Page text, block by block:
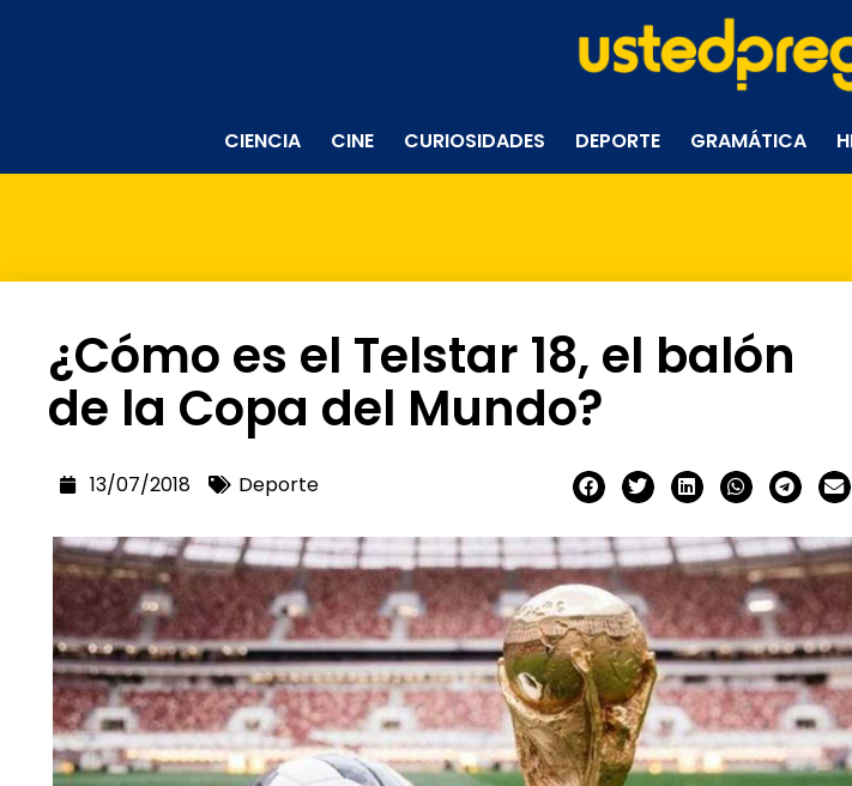
CIENCIA CINE CURIOSIDADES DEPORTE GRAMÁTICA
¿Cómo es el Telstar 18, el balón
de la Copa del Mundo?
13/07/2018 Deporte